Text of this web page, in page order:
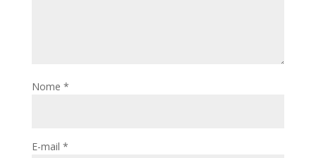
Nome *
E-mail *